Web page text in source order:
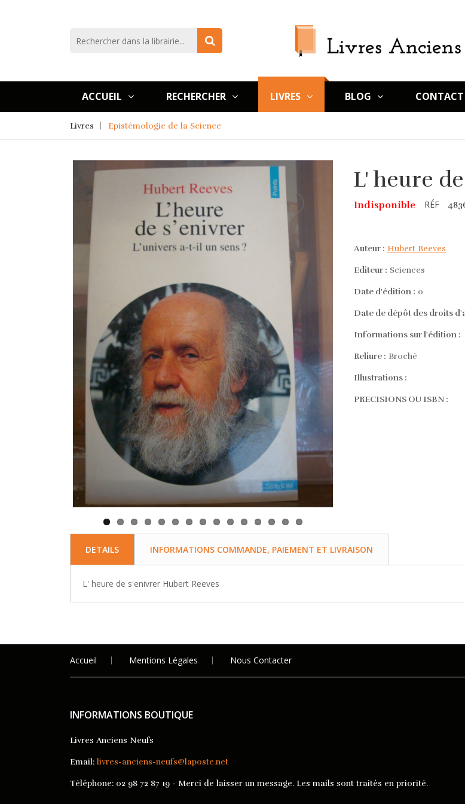
ACCUEIL RECHERCHER LIVRES BLOG CONTACT
Livres Epistémologie de la Science
L' heure
Indisponible RÉF
Auteur : Hubert Reeves
Editeur : Sciences
Date d'édition : 0
Date de dépôt des droits
Informations sur l'édition :
Reliure : Broché
Illustrations :
PRECISIONS OU ISBN :
DETAILS INFORMATIONS COMMANDE, PAIEMENT ET LIVRAISON
L' heure de s'enivrer Hubert Reeves
Accueil Mentions Légales Nous Contacter
INFORMATIONS BOUTIQUE
Livres Anciens Neufs
Email: livres-anciens-neufs@laposte.net
Téléphone: 02 98 72 87 19 - Merci de laisser un message. Les mails sont traités en priorité.